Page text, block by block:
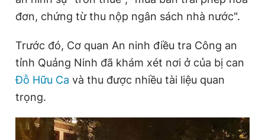
Theo dõi báo trên
Hotline
0906 645 777
Liên hệ quảng cáo
Đặt báo Quảng cáo Tòa soạn Chính sách bảo
đơn, chứng từ thu nộp ngân sách nhà nước".
Trước đó, Cơ quan An ninh điều tra Công an
tỉnh Quảng Ninh đã khám xét nơi ở của bị can
Đỗ Hữu Ca và thu được nhiều tài liệu quan
trọng.